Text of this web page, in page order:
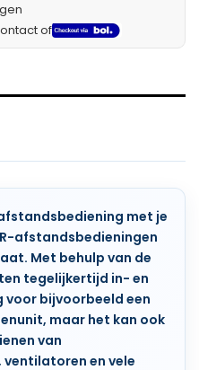
of
met je
afstandsbedieningen
Met behulp van de
tegelijkertijd in- en
voor bijvoorbeeld een
maar het kan ook
van
en vele